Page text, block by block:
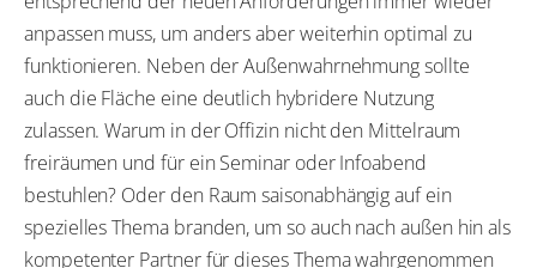
anpassen muss, um anders aber weiterhin optimal zu
funktionieren. Neben der Außenwahrnehmung sollte
auch die Fläche eine deutlich hybridere Nutzung
zulassen. Warum in der Offizin nicht den Mittelraum
freiräumen und für ein Seminar oder Infoabend
bestuhlen? Oder den Raum saisonabhängig auf ein
spezielles Thema branden, um so auch nach außen hin als
kompetenter Partner für dieses Thema wahrgenommen